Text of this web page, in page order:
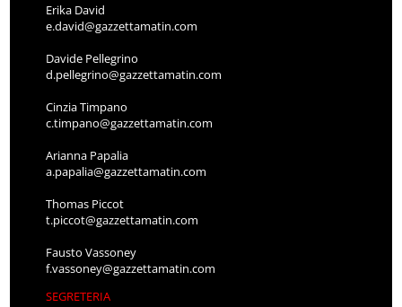
Erika David
e.david@gazzettamatin.com
Davide Pellegrino
d.pellegrino@gazzettamatin.com
Cinzia Timpano
c.timpano@gazzettamatin.com
Arianna Papalia
a.papalia@gazzettamatin.com
Thomas Piccot
t.piccot@gazzettamatin.com
Fausto Vassoney
f.vassoney@gazzettamatin.com
SEGRETERIA